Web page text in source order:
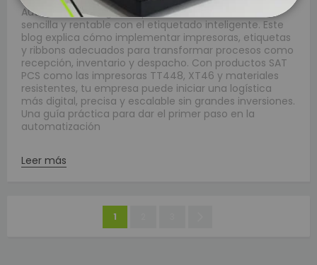
Automatizar la logística puede comenzar de forma
sencilla y rentable con el etiquetado inteligente. Este
blog explica cómo implementar impresoras, etiquetas
y ribbons adecuados para transformar procesos como
recepción, inventario y despacho. Con productos SAT
PCS como las impresoras TT448, XT46 y materiales
resistentes, tu empresa puede iniciar una logística
más digital, precisa y escalable sin grandes inversiones.
Una guía práctica para dar el primer paso en la
automatización
Leer más
Estás
1